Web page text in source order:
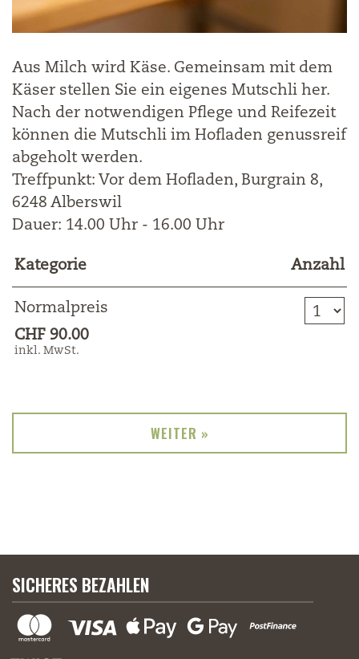
Aus Milch wird Käse. Gemeinsam mit dem
Käser stellen Sie ein eigenes Mutschli her.
Nach der notwendigen Pflege und Reifezeit
können die Mutschli im Hofladen genussreif
abgeholt werden.
Treffpunkt: Vor dem Hofladen, Burgrain 8,
6248 Alberswil
Dauer: 14.00 Uhr - 16.00 Uhr
Kategorie Anzahl
Normalpreis
CHF 90.00
inkl. MwSt.
Anzahl Tickets
WEITER »
SICHERES BEZAHLEN